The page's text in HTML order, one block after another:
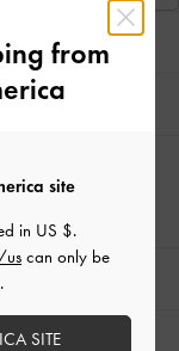
from
site
in US $.
us can only be
SITE